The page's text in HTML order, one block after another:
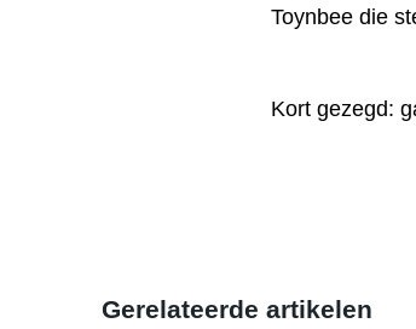
Toynbee die
Kort gezegd:
Gerelateerde artikelen